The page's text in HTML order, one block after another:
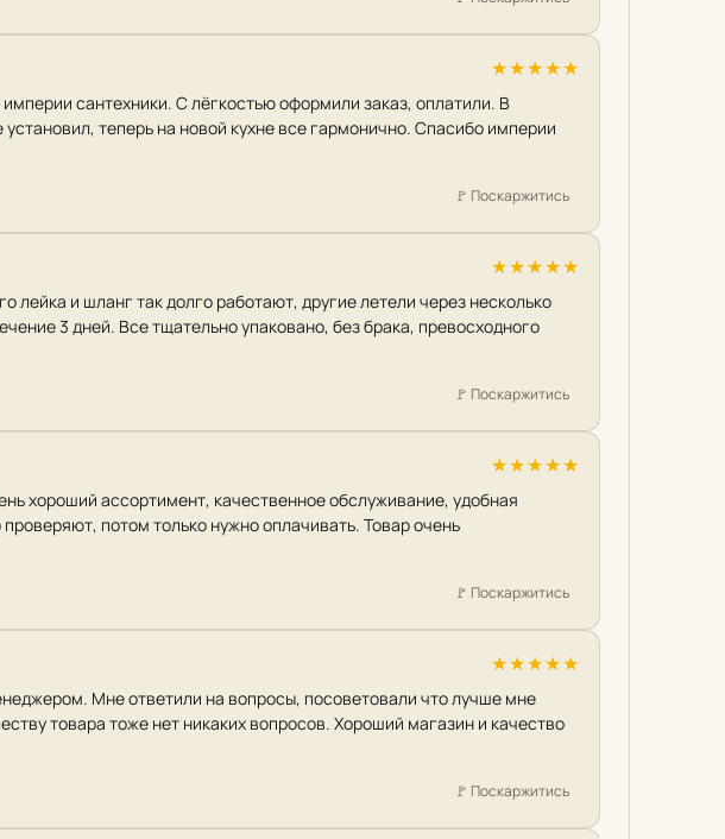
★★★★★
сантехники. С лёгкостью оформили заказ, оплатили. В
теперь на новой кухне все гармонично. Спасибо империи
🚩 Поскаржитись
★★★★★
лейка и шланг так долго работают, другие летели через несколько
3 дней. Все тщательно упаковано, без брака, превосходного
🚩 Поскаржитись
★★★★★
хороший ассортимент, качественное обслуживание, удобная
потом только нужно оплачивать. Товар очень
🚩 Поскаржитись
★★★★★
Мне ответили на вопросы, посоветовали что лучше мне
товара тоже нет никаких вопросов. Хороший магазин и качество
🚩 Поскаржитись